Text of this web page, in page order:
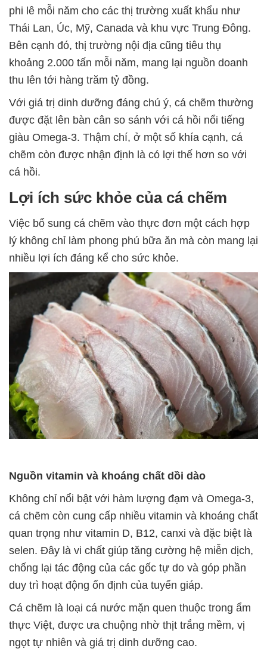
phi lê mỗi năm cho các thị trường xuất khẩu như
Thái Lan, Úc, Mỹ, Canada và khu vực Trung Đông.
Bên cạnh đó, thị trường nội địa cũng tiêu thụ
khoảng 2.000 tấn mỗi năm, mang lại nguồn doanh
thu lên tới hàng trăm tỷ đồng.
Với giá trị dinh dưỡng đáng chú ý, cá chẽm thường
được đặt lên bàn cân so sánh với cá hồi nổi tiếng
giàu Omega-3. Thậm chí, ở một số khía cạnh, cá
chẽm còn được nhận định là có lợi thế hơn so với
cá hồi.
Lợi ích sức khỏe của cá chẽm
Việc bổ sung cá chẽm vào thực đơn một cách hợp
lý không chỉ làm phong phú bữa ăn mà còn mang lại
nhiều lợi ích đáng kể cho sức khỏe.
Nguồn vitamin và khoáng chất dồi dào
Không chỉ nổi bật với hàm lượng đạm và Omega-3,
cá chẽm còn cung cấp nhiều vitamin và khoáng chất
quan trọng như vitamin D, B12, canxi và đặc biệt là
selen. Đây là vi chất giúp tăng cường hệ miễn dịch,
chống lại tác động của các gốc tự do và góp phần
duy trì hoạt động ổn định của tuyến giáp.
Cá chẽm là loại cá nước mặn quen thuộc trong ẩm
thực Việt, được ưa chuộng nhờ thịt trắng mềm, vị
ngọt tự nhiên và giá trị dinh dưỡng cao.